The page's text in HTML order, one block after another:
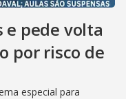
e pede volta
por risco de
especial para